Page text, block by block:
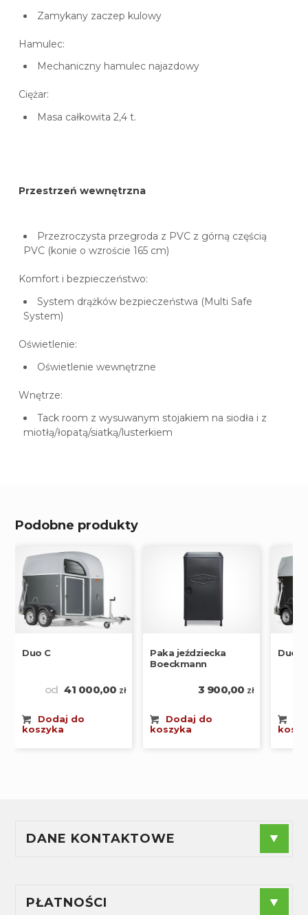
Zamykany zaczep kulowy
Hamulec:
Mechaniczny hamulec najazdowy
Ciężar:
Masa całkowita 2,4 t.
Przestrzeń wewnętrzna
Przezroczysta przegroda z PVC z górną częścią
PVC (konie o wzroście 165 cm)
Komfort i bezpieczeństwo:
System drążków bezpieczeństwa (Multi Safe
System)
Oświetlenie:
Oświetlenie wewnętrzne
Wnętrze:
Tack room z wysuwanym stojakiem na siodła i z
miotłą/łopatą/siatką/lusterkiem
Podobne produkty
Duo C
od 41 000,00 zł
Dodaj do
koszyka
Paka jeździecka
Boeckmann
3 900,00 zł
Dodaj do
koszyka
Duo R
DANE KONTAKTOWE
Serwis: +48 889 842 104
PŁATNOŚCI